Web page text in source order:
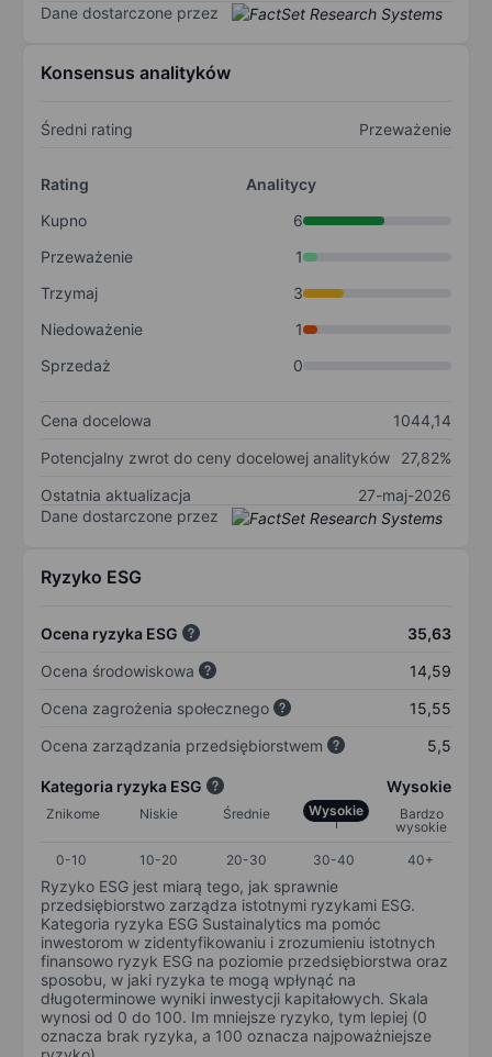
Dane dostarczone przez
Konsensus analityków
Średni rating Przeważenie
Rating
Analitycy
Kupno
6
Przeważenie
1
Trzymaj
3
Niedoważenie
1
Sprzedaż
0
Cena docelowa
1044,14
Potencjalny zwrot do ceny docelowej analityków
27,82%
Ostatnia aktualizacja
27-maj-2026
Dane dostarczone przez
Ryzyko ESG
Ocena ryzyka ESG
35,63
Ocena środowiskowa
14,59
Ocena zagrożenia społecznego
15,55
Ocena zarządzania przedsiębiorstwem
5,5
Kategoria ryzyka ESG Wysokie
Znikome Niskie Średnie Wysokie
Bardzo
wysokie
0-10
10-20 20-30 30-40 40+
Ryzyko ESG jest miarą tego, jak sprawnie
przedsiębiorstwo zarządza istotnymi ryzykami ESG.
Kategoria ryzyka ESG Sustainalytics ma pomóc
inwestorom w zidentyfikowaniu i zrozumieniu istotnych
finansowo ryzyk ESG na poziomie przedsiębiorstwa oraz
sposobu, w jaki ryzyka te mogą wpłynąć na
długoterminowe wyniki inwestycji kapitałowych. Skala
wynosi od 0 do 100. Im mniejsze ryzyko, tym lepiej (0
oznacza brak ryzyka, a 100 oznacza najpoważniejsze